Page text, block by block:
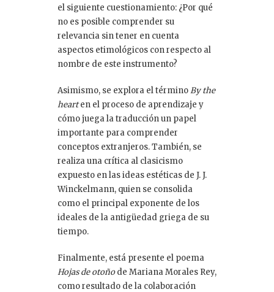
el siguiente cuestionamiento: ¿Por qué
no es posible comprender su
relevancia sin tener en cuenta
aspectos etimológicos con respecto al
nombre de este instrumento?
Asimismo, se explora el términoBy the
hearten el proceso de aprendizaje y
cómo juega la traducción un papel
importante para comprender
conceptos extranjeros. También, se
realiza una crítica al clasicismo
expuesto en las ideas estéticas de J. J.
Winckelmann, quien se consolida
como el principal exponente de los
ideales de la antigüedad griega de su
tiempo.
Finalmente, está presente el poema
Hojas de otoñode Mariana Morales Rey,
como resultado de la colaboración